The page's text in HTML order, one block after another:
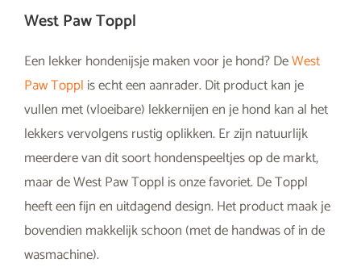
West Paw Toppl
Een lekker hondenijsje maken voor je hond? DeWest
Paw Toppl is echt een aanrader. Dit product kan je
vullen met (vloeibare) lekkernijen en je hond kan al het
lekkers vervolgens rustig oplikken. Er zijn natuurlijk
meerdere van dit soort hondenspeeltjes op de markt,
maar de West Paw Toppl is onze favoriet. De Toppl
heeft een fijn en uitdagend design. Het product maak je
bovendien makkelijk schoon (met de handwas of in de
wasmachine).